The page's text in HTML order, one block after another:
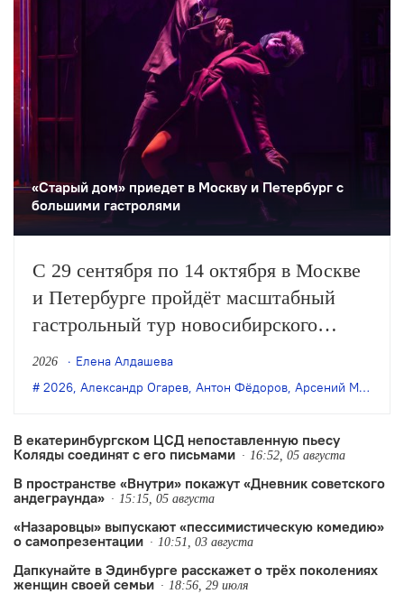
«Старый дом» приедет в Москву и Петербург с
большими гастролями
С 29 сентября по 14 октября в Москве
и Петербурге пройдёт масштабный
гастрольный тур новосибирского
«Старого дома». Театр представит пять
спектаклей последних лет: в обеих
Золотовицкого и Арсения Мещерякова,
а в Москве также можно будет
увидеть…
2026
Елена Алдашева
2026 Александр Огарев Антон Фёдоров Арсений Мещеряков
В екатеринбургском ЦСД непоставленную пьесу
Коляды соединят с его письмами
16:52, 05 августа
В пространстве «Внутри» покажут «Дневник советского
андеграунда»
15:15, 05 августа
«Назаровцы» выпускают «пессимистическую комедию»
о самопрезентации
10:51, 03 августа
Дапкунайте в Эдинбурге расскажет о трёх поколениях
женщин своей семьи
18:56, 29 июля